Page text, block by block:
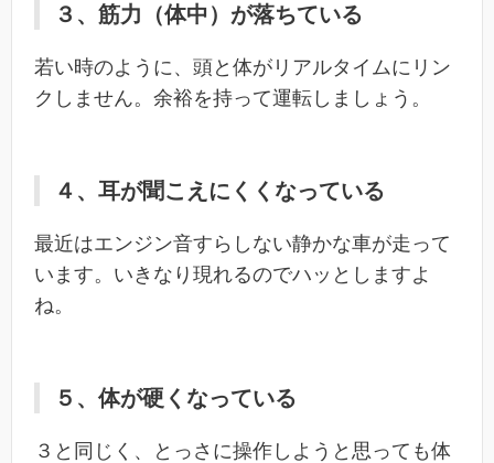
３、筋力（体中）が落ちている
若い時のように、頭と体がリアルタイムにリン
クしません。余裕を持って運転しましょう。
４、耳が聞こえにくくなっている
最近はエンジン音すらしない静かな車が走って
います。いきなり現れるのでハッとしますよ
ね。
５、体が硬くなっている
３と同じく、とっさに操作しようと思っても体